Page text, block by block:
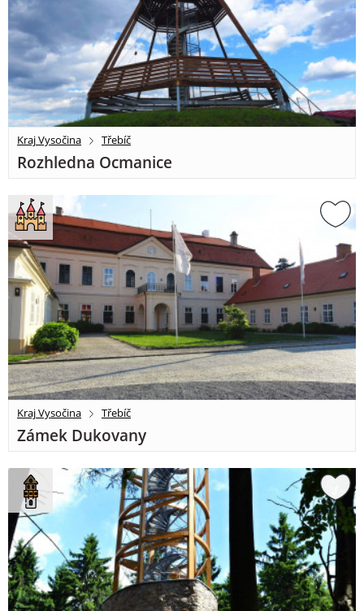
Kraj Vysočina Třebíč
Rozhledna Ocmanice
Kraj Vysočina Třebíč
Zámek Dukovany